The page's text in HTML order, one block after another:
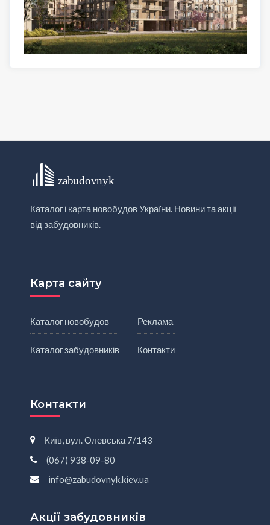
Каталог і карта новобудов України. Новини та акції
від забудовників.
Карта сайту
Каталог новобудов
Каталог забудовників
Реклама
Контакти
Контакти
Київ, вул. Олевська 7/143
(067) 938-09-80
info@zabudovnyk.kiev.ua
Акції забудовників